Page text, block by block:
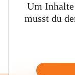
Um
musst du